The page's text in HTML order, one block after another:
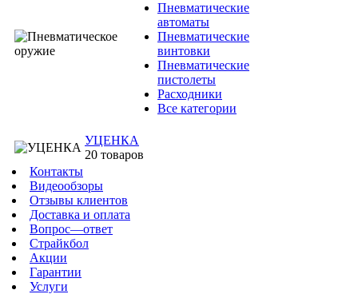
Пневматические
автоматы
Пневматические
винтовки
Пневматические
пистолеты
Расходники
Все категории
УЦЕНКА
20 товаров
Контакты
Видеообзоры
Отзывы клиентов
Доставка и оплата
Вопрос—ответ
Страйкбол
Акции
Гарантии
Услуги